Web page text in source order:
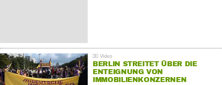
BERLIN STREITET ÜBER DIE
ENTEIGNUNG VON
IMMOBILIENKONZERNEN